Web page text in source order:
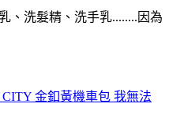
、洗髮精、洗手乳........因為
金釦黃機車包 我無法